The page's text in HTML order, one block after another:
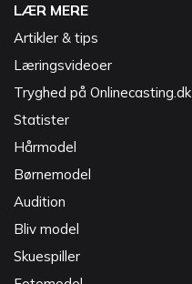
LÆR MERE
Artikler & tips
Læringsvideoer
Tryghed på Onlinecasting.dk
Statister
Hårmodel
Børnemodel
Audition
Bliv model
Skuespiller